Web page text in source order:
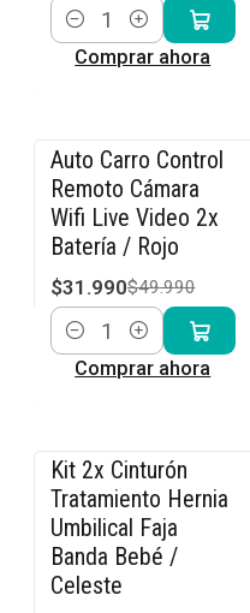
Cantidad
Comprar ahora
-36% OFF
Auto Carro Control
Remoto Cámara
Wifi Live Video 2x
Batería / Rojo
$31.990$49.990
Cantidad
Comprar ahora
-15% OFF
Kit 2x Cinturón
Tratamiento Hernia
Umbilical Faja
Banda Bebé /
Celeste